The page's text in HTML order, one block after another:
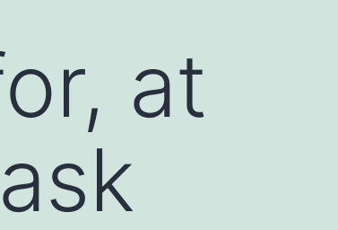
at